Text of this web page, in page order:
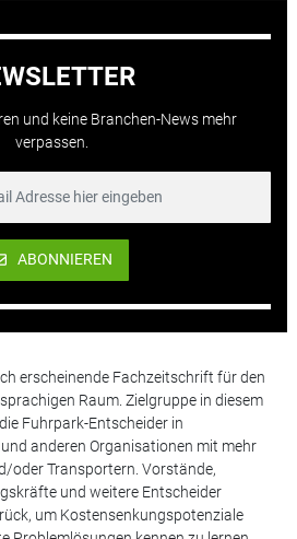
und keine Branchen-News mehr
verpassen.
ABONNIEREN
erscheinende Fachzeitschrift für den
Raum. Zielgruppe in diesem
Fuhrpark-Entscheider in
anderen Organisationen mit mehr
oder Transportern. Vorstände,
und weitere Entscheider
um Kostensenkungspotenziale